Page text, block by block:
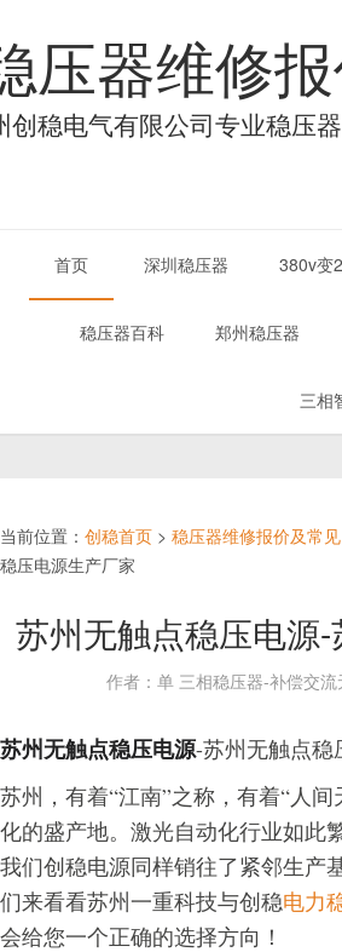
压器维修
创稳电气有限公司专业稳压
首页 深圳稳压器 380v变
稳压器百科 郑州稳压器
三相
当前位置： 创稳首页 > 稳压器维修报价及常
稳压电源生产厂家
苏州无触点稳压电源
作者：单 三相稳压器-补偿交
苏州无触点稳压电源-苏州无触点稳
苏州，有着“江南”之称，有着“人
化的盛产地。激光自动化行业如此
我们创稳电源同样销往了紧邻生产
们来看看苏州一重科技与创稳电力
会给您一个正确的选择方向！